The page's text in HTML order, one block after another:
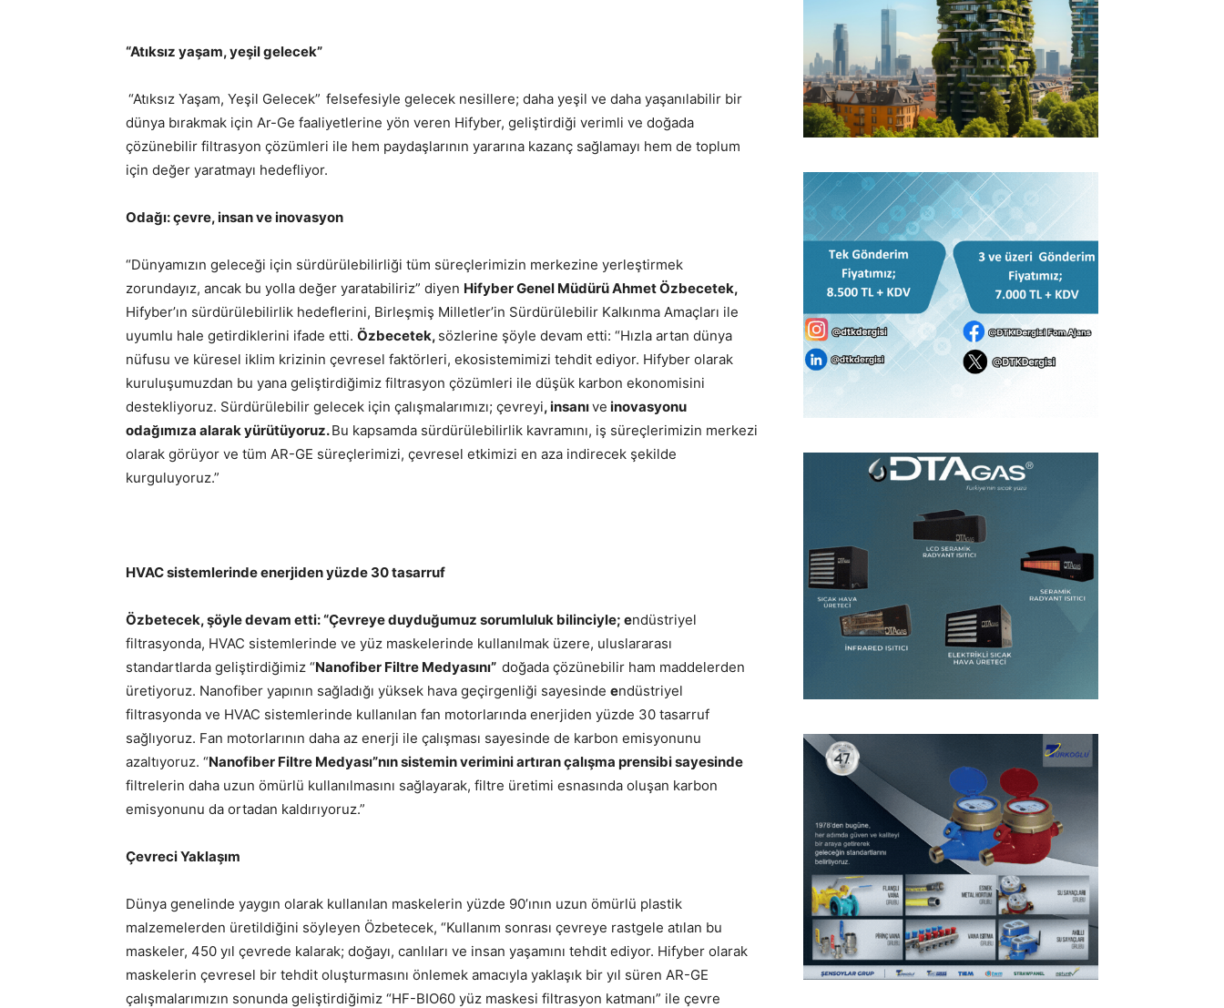
“Atıksız yaşam, yeşil gelecek”
“Atıksız Yaşam, Yeşil Gelecek” felsefesiyle gelecek nesillere; daha yeşil ve daha yaşanılabilir bir
dünya bırakmak için Ar-Ge faaliyetlerine yön veren Hifyber, geliştirdiği verimli ve doğada
çözünebilir filtrasyon çözümleri ile hem paydaşlarının yararına kazanç sağlamayı hem de toplum
için değer yaratmayı hedefliyor.
Odağı: çevre, insan ve inovasyon
“Dünyamızın geleceği için sürdürülebilirliği tüm süreçlerimizin merkezine yerleştirmek
zorundayız, ancak bu yolla değer yaratabiliriz” diyen Hifyber Genel Müdürü Ahmet Özbecetek,
Hifyber’ın sürdürülebilirlik hedeflerini, Birleşmiş Milletler’in Sürdürülebilir Kalkınma Amaçları ile
uyumlu hale getirdiklerini ifade etti. Özbecetek, sözlerine şöyle devam etti: “Hızla artan dünya
nüfusu ve küresel iklim krizinin çevresel faktörleri, ekosistemimizi tehdit ediyor. Hifyber olarak
kuruluşumuzdan bu yana geliştirdiğimiz filtrasyon çözümleri ile düşük karbon ekonomisini
destekliyoruz. Sürdürülebilir gelecek için çalışmalarımızı; çevreyi, insanıve inovasyonu
odağımıza alarak yürütüyoruz.Bu kapsamda sürdürülebilirlik kavramını, iş süreçlerimizin merkezi
olarak görüyor ve tüm AR-GE süreçlerimizi, çevresel etkimizi en aza indirecek şekilde
kurguluyoruz.”
HVAC sistemlerinde enerjiden yüzde 30 tasarruf
Özbetecek, şöyle devam etti: “Çevreye duyduğumuz sorumluluk bilinciyle; endüstriyel
filtrasyonda, HVAC sistemlerinde ve yüz maskelerinde kullanılmak üzere, uluslararası
standartlarda geliştirdiğimiz “Nanofiber Filtre Medyasını” doğada çözünebilir ham maddelerden
üretiyoruz. Nanofiber yapının sağladığı yüksek hava geçirgenliği sayesinde endüstriyel
filtrasyonda ve HVAC sistemlerinde kullanılan fan motorlarında enerjiden yüzde 30 tasarruf
sağlıyoruz. Fan motorlarının daha az enerji ile çalışması sayesinde de karbon emisyonunu
azaltıyoruz. “Nanofiber Filtre Medyası”nın sistemin verimini artıran çalışma prensibi sayesinde
filtrelerin daha uzun ömürlü kullanılmasını sağlayarak, filtre üretimi esnasında oluşan karbon
emisyonunu da ortadan kaldırıyoruz.”
Çevreci Yaklaşım
Dünya genelinde yaygın olarak kullanılan maskelerin yüzde 90’ının uzun ömürlü plastik
malzemelerden üretildiğini söyleyen Özbetecek, “Kullanım sonrası çevreye rastgele atılan bu
maskeler, 450 yıl çevrede kalarak; doğayı, canlıları ve insan yaşamını tehdit ediyor. Hifyber olarak
maskelerin çevresel bir tehdit oluşturmasını önlemek amacıyla yaklaşık bir yıl süren AR-GE
çalışmalarımızın sonunda geliştirdiğimiz “HF-BIO60 yüz maskesi filtrasyon katmanı” ile çevre